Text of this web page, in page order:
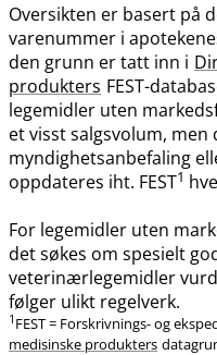
Oversikten er basert på
varenummer i
den grunn er tatt inn i
produkters FEST-
legemidler uten
et visst salgsvolum,
myndighetsanbefaling
oppdateres iht. FEST1
For legemidler uten
det søkes om spesielt
veterinærlegemidler
følger ulikt regelverk.
1 FEST = Forskrivnings- og
medisinske produkters